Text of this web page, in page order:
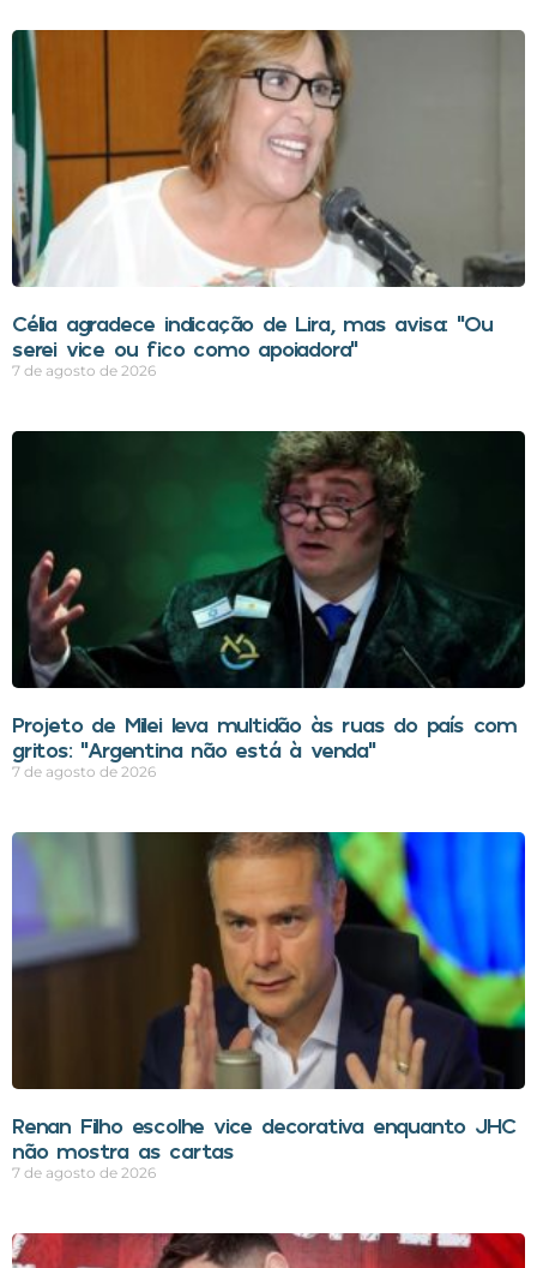
Célia agradece indicação de Lira, mas avisa: “Ou
serei vice ou fico como apoiadora”
7 de agosto de 2026
Projeto de Milei leva multidão às ruas do país com
gritos: “Argentina não está à venda”
7 de agosto de 2026
Renan Filho escolhe vice decorativa enquanto JHC
não mostra as cartas
7 de agosto de 2026